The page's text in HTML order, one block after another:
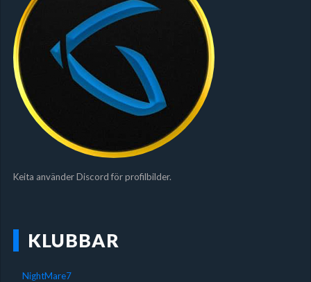
Keita använder Discord för profilbilder.
KLUBBAR
NightMare7